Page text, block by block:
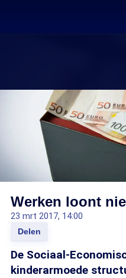
Werken loont
23 mrt 2017, 14:00
Delen
De Sociaal-
kinderarmoede